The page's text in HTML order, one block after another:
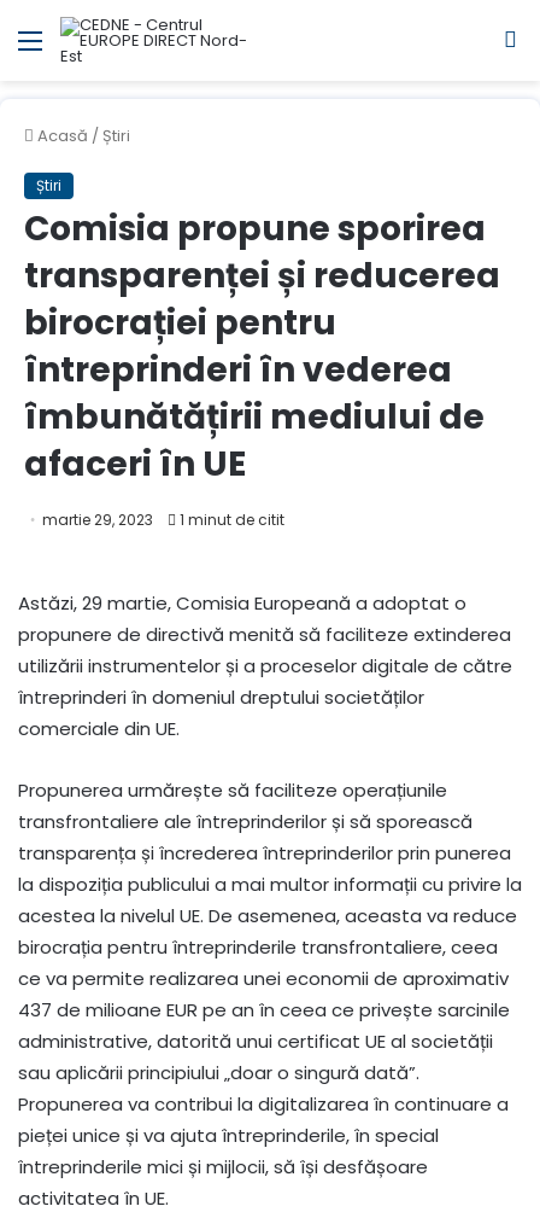
Meniul
Acasă / Știri
Știri
Comisia propune sporirea
transparenței și reducerea
birocrației pentru
întreprinderi în vederea
îmbunătățirii mediului de
afaceri în UE
martie 29, 2023 1 minut de citit
Astăzi, 29 martie, Comisia Europeană a adoptat o
propunere de directivă menită să faciliteze extinderea
utilizării instrumentelor și a proceselor digitale de către
întreprinderi în domeniul dreptului societăților
comerciale din UE.
Propunerea urmărește să faciliteze operațiunile
transfrontaliere ale întreprinderilor și să sporească
transparența și încrederea întreprinderilor prin punerea
la dispoziția publicului a mai multor informații cu privire la
acestea la nivelul UE. De asemenea, aceasta va reduce
birocrația pentru întreprinderile transfrontaliere, ceea
ce va permite realizarea unei economii de aproximativ
437 de milioane EUR pe an în ceea ce privește sarcinile
administrative, datorită unui certificat UE al societății
sau aplicării principiului „doar o singură dată”.
Propunerea va contribui la digitalizarea în continuare a
pieței unice și va ajuta întreprinderile, în special
întreprinderile mici și mijlocii, să își desfășoare
activitatea în UE.